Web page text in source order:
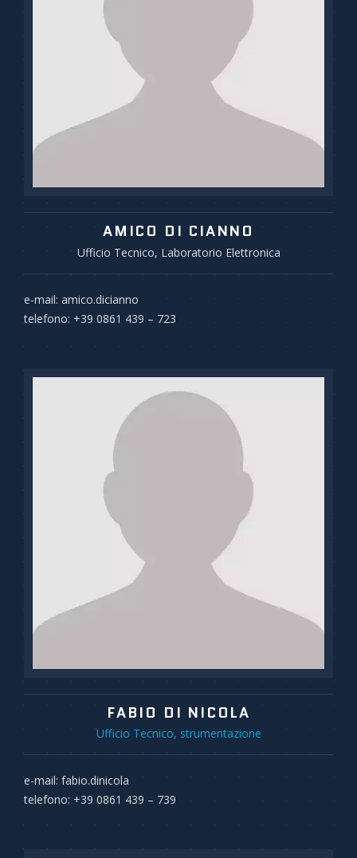
AMICO DI CIANNO
Ufficio Tecnico, Laboratorio Elettronica
e-mail: amico.dicianno
telefono: +39 0861 439 – 723
FABIO DI NICOLA
Ufficio Tecnico, strumentazione
e-mail: fabio.dinicola
telefono: +39 0861 439 – 739